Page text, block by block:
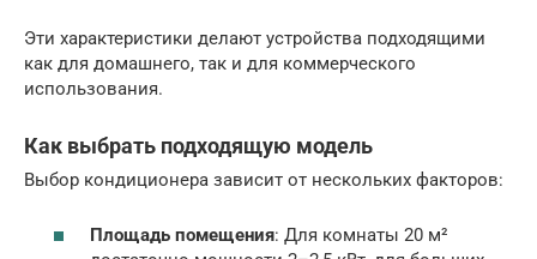
Эти характеристики делают устройства подходящими
как для домашнего, так и для коммерческого
использования.
Как выбрать подходящую модель
Выбор кондиционера зависит от нескольких факторов:
Площадь помещения: Для комнаты 20 м²